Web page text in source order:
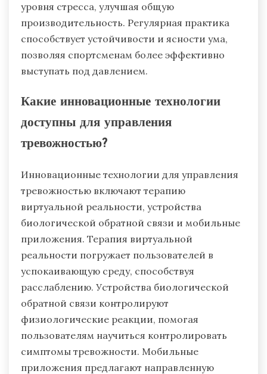
уровня стресса, улучшая общую
производительность. Регулярная практика
способствует устойчивости и ясности ума,
позволяя спортсменам более эффективно
выступать под давлением.
Какие инновационные технологии
доступны для управления
тревожностью?
Инновационные технологии для управления
тревожностью включают терапию
виртуальной реальности, устройства
биологической обратной связи и мобильные
приложения. Терапия виртуальной
реальности погружает пользователей в
успокаивающую среду, способствуя
расслаблению. Устройства биологической
обратной связи контролируют
физиологические реакции, помогая
пользователям научиться контролировать
симптомы тревожности. Мобильные
приложения предлагают направленную